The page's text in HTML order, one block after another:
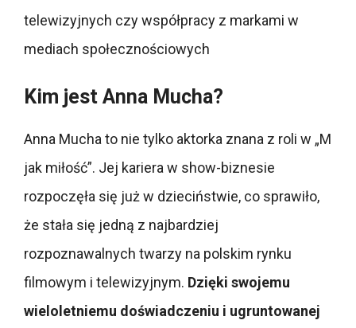
telewizyjnych czy współpracy z markami w
mediach społecznościowych
Kim jest Anna Mucha?
Anna Mucha to nie tylko aktorka znana z roli w „M
jak miłość”. Jej kariera w show-biznesie
rozpoczęła się już w dzieciństwie, co sprawiło,
że stała się jedną z najbardziej
rozpoznawalnych twarzy na polskim rynku
filmowym i telewizyjnym. Dzięki swojemu
wieloletniemu doświadczeniu i ugruntowanej